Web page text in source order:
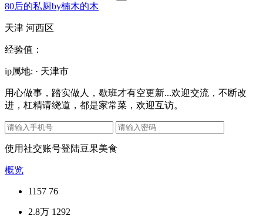
80后的私厨by楠木的木
天津 河西区
经验值：
ip属地: · 天津市
用心做事，踏实做人，歇班才有空更新...欢迎交流，不断改
进，杠精请绕道，都是家常菜，欢迎互访。
使用社交账号登陆豆果美食
概览
1157 76
2.8万 1292